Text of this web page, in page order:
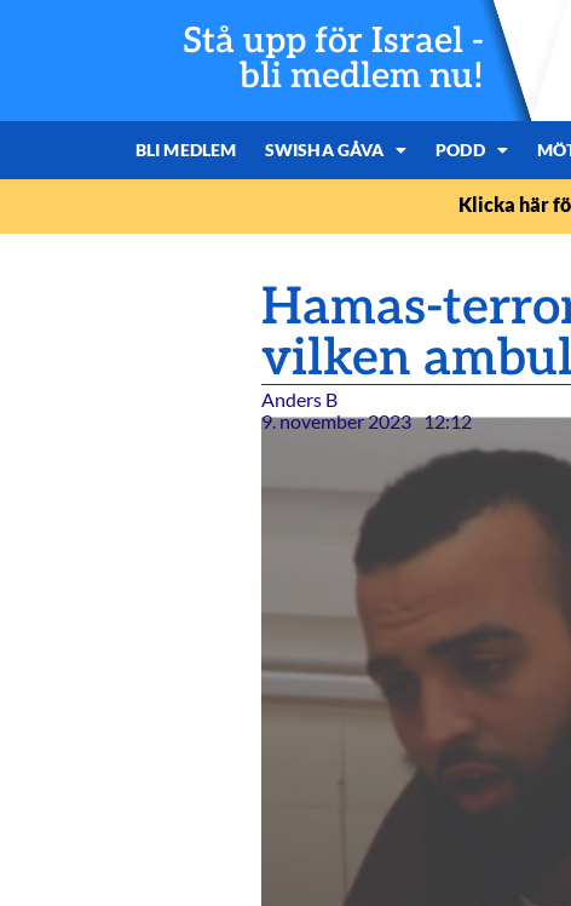
Stå upp för Israel -
bli medlem nu!
BLI MEDLEM SWISHA GÅVA PODD
Klicka här
Hamas-
vilken
Anders B
9. november 2023 12:12